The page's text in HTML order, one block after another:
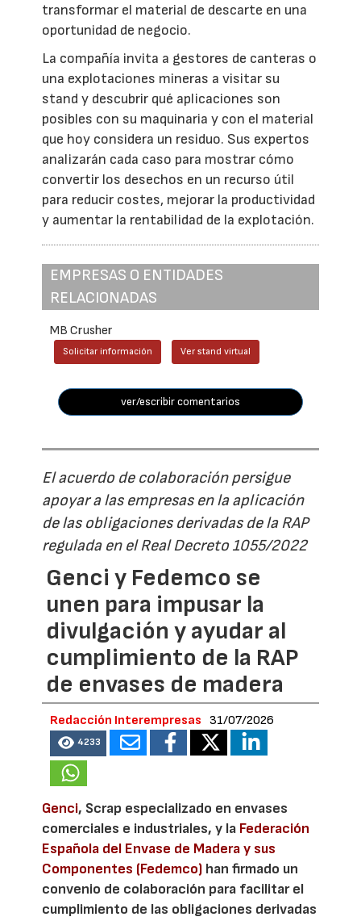
transformar el material de descarte en una
oportunidad de negocio.
La compañía invita a gestores de canteras o
una explotaciones mineras a visitar su
stand y descubrir qué aplicaciones son
posibles con su maquinaria y con el material
que hoy considera un residuo. Sus expertos
analizarán cada caso para mostrar cómo
convertir los desechos en un recurso útil
para reducir costes, mejorar la productividad
y aumentar la rentabilidad de la explotación.
EMPRESAS O ENTIDADES
RELACIONADAS
MB Crusher
Solicitar información Ver stand virtual
ver/escribir comentarios
El acuerdo de colaboración persigue
apoyar a las empresas en la aplicación
de las obligaciones derivadas de la RAP
regulada en el Real Decreto 1055/2022
Genci y Fedemco se
unen para impusar la
divulgación y ayudar al
cumplimiento de la RAP
de envases de madera
Redacción Interempresas 31/07/2026
4233
Genci, Scrap especializado en envases
comerciales e industriales, y la Federación
Española del Envase de Madera y sus
Componentes (Fedemco) han firmado un
convenio de colaboración para facilitar el
cumplimiento de las obligaciones derivadas